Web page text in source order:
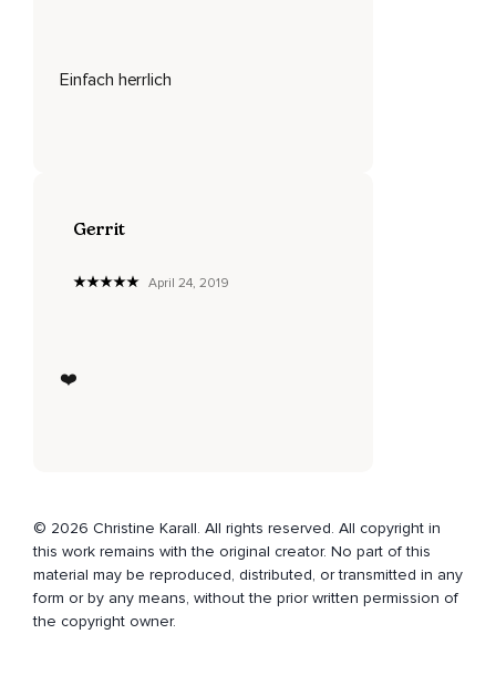
Einfach herrlich
Gerrit
April 24, 2019
❤️
© 2026 Christine Karall. All rights reserved. All copyright in
this work remains with the original creator. No part of this
material may be reproduced, distributed, or transmitted in any
form or by any means, without the prior written permission of
the copyright owner.